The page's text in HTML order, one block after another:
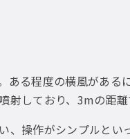
ある程度の横風があ
射しており、3mの距
操作がシンプルとい